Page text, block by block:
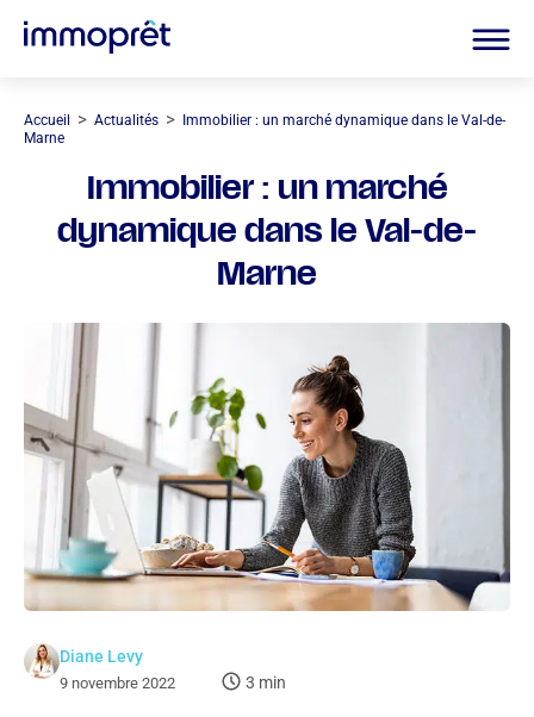
Accueil > Actualités >
Immobilier : un marché dynamique dans le Val-de-
Marne
Immobilier : un marché
dynamique dans le Val-de-
Marne
Diane Levy
9 novembre 2022 3 min